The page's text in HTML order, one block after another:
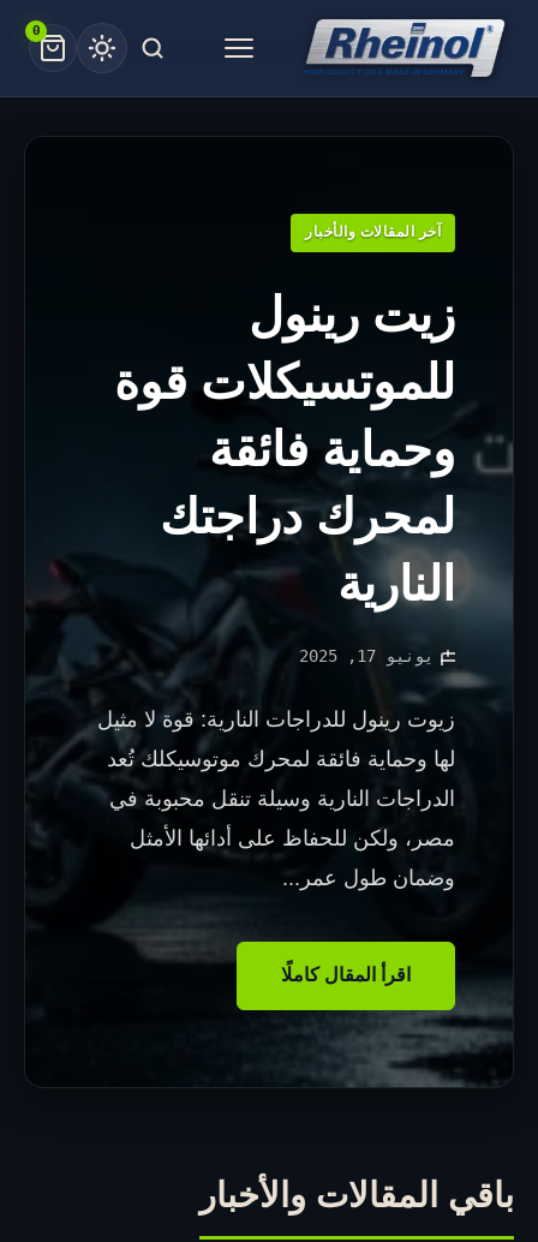
Skip
content
Menu
0
آخر المقالات والأخبار
زيت رينول
للموتسيكلات قوة
وحماية فائقة
لمحرك دراجتك
النارية
يونيو 17, 2025
زيوت رينول للدراجات النارية: قوة لا مثيل
لها وحماية فائقة لمحرك موتوسيكلك تُعد
الدراجات النارية وسيلة تنقل محبوبة في
مصر، ولكن للحفاظ على أدائها الأمثل
وضمان طول عمر...
اقرأ المقال كاملًا
باقي المقالات والأخبار